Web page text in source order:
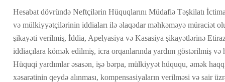
Hesabat dövründə Neftçilərin Hüquqlarını Müdafiə Təşkilatı
və mülkiyyətçilərinin iddiaları ilə əlaqədar məhkəməyə müraciət
şikayəti verilmiş, İddia, Apelyasiya və Kasasiya şikayətlərinə
iddiaçılara kömək edilmiş, icra orqanlarında yardım göstərilmiş
Hüquqi yardımlar əsasən, işə bərpa, mülkiyyət hüququ, əmək
xəsarətinin qeydə alınması, kompensasiyaların verilməsi